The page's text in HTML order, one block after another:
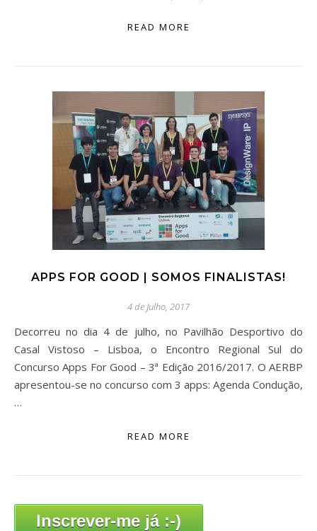
READ MORE
APPS FOR GOOD | SOMOS FINALISTAS!
4 de Julho, 2017
Decorreu no dia 4 de julho, no Pavilhão Desportivo do
Casal Vistoso – Lisboa, o Encontro Regional Sul do
Concurso Apps For Good – 3ª Edição 2016/2017. O AERBP
apresentou-se no concurso com 3 apps: Agenda Condução,
…
READ MORE
Inscrever-me já :-)